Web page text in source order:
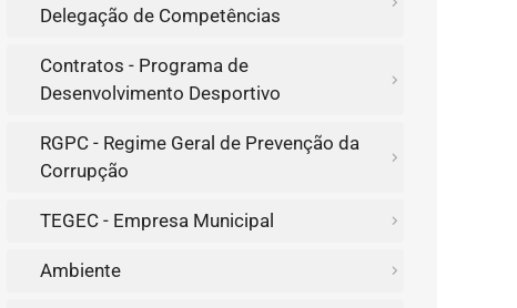
Delegação de Competências
Contratos - Programa de
Desenvolvimento Desportivo
RGPC - Regime Geral de Prevenção da
Corrupção
TEGEC - Empresa Municipal
Ambiente